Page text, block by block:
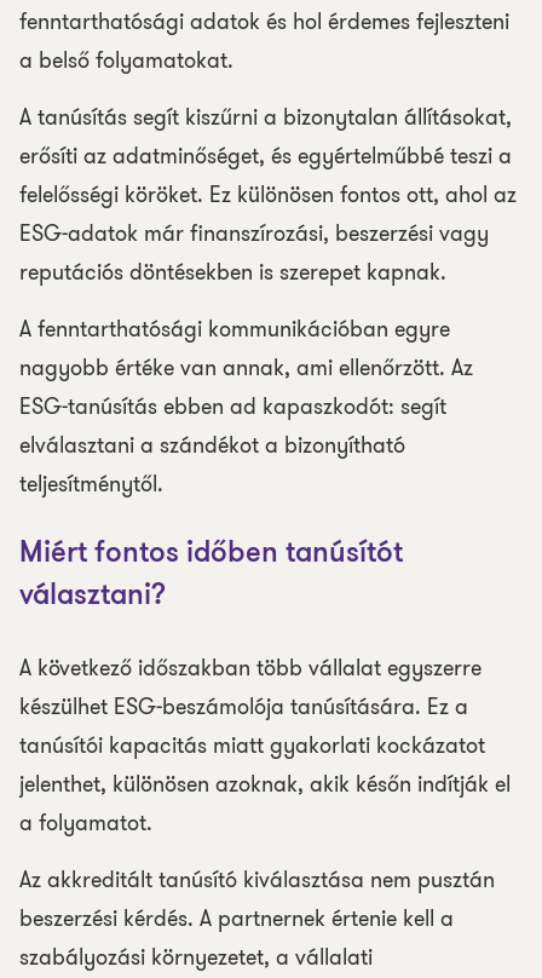
fenntarthatósági adatok és hol érdemes fejleszteni
a belső folyamatokat.
A tanúsítás segít kiszűrni a bizonytalan állításokat,
erősíti az adatminőséget, és egyértelműbbé teszi a
felelősségi köröket. Ez különösen fontos ott, ahol az
ESG-adatok már finanszírozási, beszerzési vagy
reputációs döntésekben is szerepet kapnak.
A fenntarthatósági kommunikációban egyre
nagyobb értéke van annak, ami ellenőrzött. Az
ESG-tanúsítás ebben ad kapaszkodót: segít
elválasztani a szándékot a bizonyítható
teljesítménytől.
Miért fontos időben tanúsítót
választani?
A következő időszakban több vállalat egyszerre
készülhet ESG-beszámolója tanúsítására. Ez a
tanúsítói kapacitás miatt gyakorlati kockázatot
jelenthet, különösen azoknak, akik későn indítják el
a folyamatot.
Az akkreditált tanúsító kiválasztása nem pusztán
beszerzési kérdés. A partnernek értenie kell a
szabályozási környezetet, a vállalati